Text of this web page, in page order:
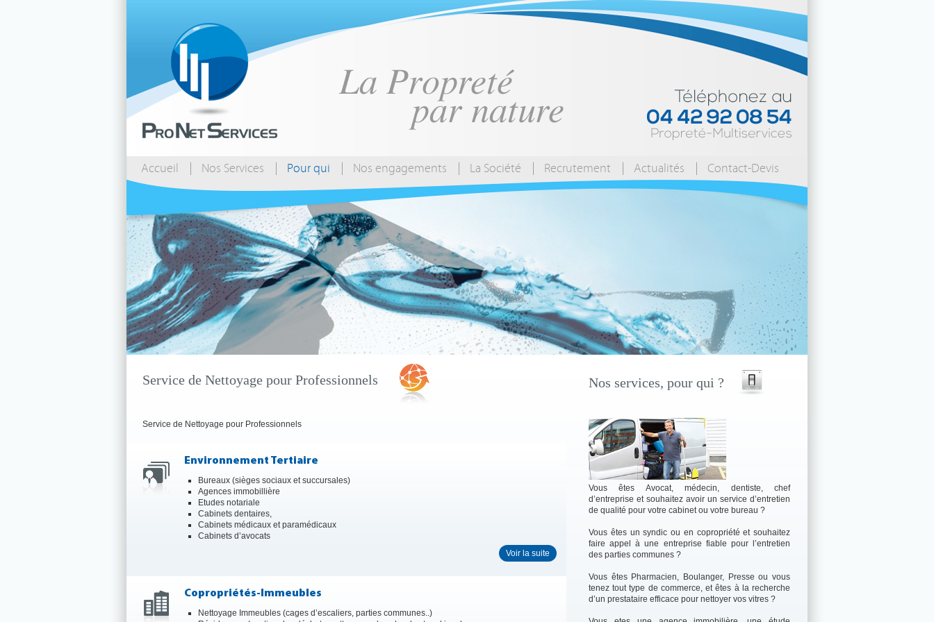
Accueil Nos Services Pour qui Nos engagements La Société Recrutement Actualités Contact-Devis
Nos services, pour qui ?
Vous êtes Avocat, médecin, dentiste, chef
d’entreprise et souhaitez avoir un service d’entretien
de qualité pour votre cabinet ou votre bureau ?
Vous êtes un syndic ou en copropriété et souhaitez
faire appel à une entreprise fiable pour l’entretien
des parties communes ?
Vous êtes Pharmacien, Boulanger, Presse ou vous
tenez tout type de commerce, et êtes à la recherche
d’un prestataire efficace pour nettoyer vos vitres ?
Service de Nettoyage pour Professionnels
Service de Nettoyage pour Professionnels
Environnement Tertiaire
Bureaux (sièges sociaux et succursales)
Agences immobillière
Etudes notariale
Cabinets dentaires,
Cabinets médicaux et paramédicaux
Cabinets d’avocats
Voir la suite
Copropriétés-Immeubles
Nettoyage Immeubles (cages d’escaliers, parties communes..)